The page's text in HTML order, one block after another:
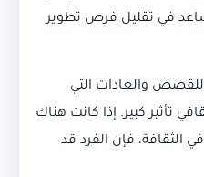
في تقليل فرص تطوير
للقصص والعادات التي
تأثير كبير. إذا كانت هناك
الثقافة، فإن الفرد قد